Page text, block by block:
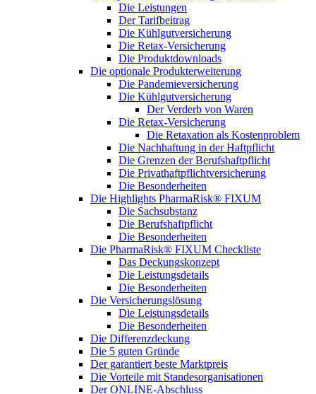
Die Leistungen
Der Tarifbeitrag
Die Kühlgutversicherung
Die Retax-Versicherung
Die Produktdownloads
Die optionale Produkterweiterung
Die Pandemieversicherung
Die Kühlgutversicherung
Der Verderb von Waren
Die Retax-Versicherung
Die Retaxation als Kostenproblem
Die Nachhaftung in der Haftpflicht
Die Grenzen der Berufshaftpflicht
Die Privathaftpflichtversicherung
Die Besonderheiten
Die Highlights PharmaRisk® FIXUM
Die Sachsubstanz
Die Berufshaftpflicht
Die Besonderheiten
Die PharmaRisk® FIXUM Checkliste
Das Deckungskonzept
Die Leistungsdetails
Die Besonderheiten
Die Versicherungslösung
Die Leistungsdetails
Die Besonderheiten
Die Differenzdeckung
Die 5 guten Gründe
Der garantiert beste Marktpreis
Die Vorteile mit Standesorganisationen
Der ONLINE-Abschluss